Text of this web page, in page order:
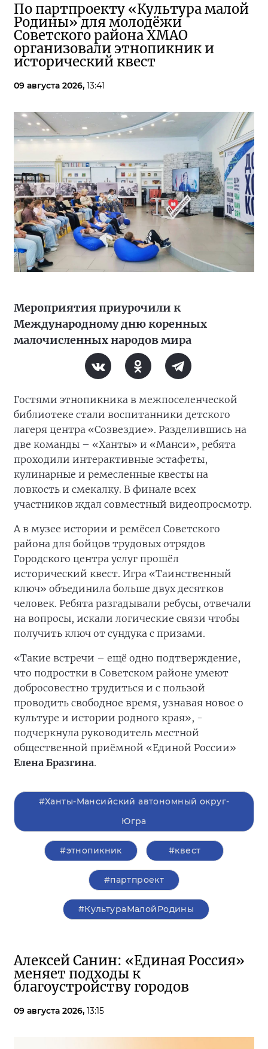
По партпроекту «Культура малой
Родины» для молодёжи
Советского района ХМАО
организовали этнопикник и
исторический квест
09 августа 2026, 13:41
Мероприятия приурочили к
Международному дню коренных
малочисленных народов мира
Гостями этнопикника в межпоселенческой
библиотеке стали воспитанники детского
лагеря центра «Созвездие». Разделившись на
две команды – «Ханты» и «Манси», ребята
проходили интерактивные эстафеты,
кулинарные и ремесленные квесты на
ловкость и смекалку. В финале всех
участников ждал совместный видеопросмотр.
А в музее истории и ремёсел Советского
района для бойцов трудовых отрядов
Городского центра услуг прошёл
исторический квест. Игра «Таинственный
ключ» объединила больше двух десятков
человек. Ребята разгадывали ребусы, отвечали
на вопросы, искали логические связи чтобы
получить ключ от сундука с призами.
«Такие встречи – ещё одно подтверждение,
что подростки в Советском районе умеют
добросовестно трудиться и с пользой
проводить свободное время, узнавая новое о
культуре и истории родного края», -
подчеркнула руководитель местной
общественной приёмной «Единой России»
Елена Бразгина.
#Ханты-Мансийский автономный округ-
Югра
#этнопикник #квест
#партпроект
#КультураМалойРодины
Алексей Санин: «Единая Россия»
меняет подходы к
благоустройству городов
09 августа 2026, 13:15